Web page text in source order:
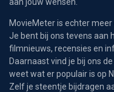
MovieMeter is echter
Je bent bij ons tevens aan
filmnieuws, recensies en
Daarnaast vind je bij ons
weet wat er populair is op
Zelf je steentje bijdragen